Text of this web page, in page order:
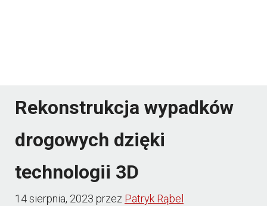
Rekonstrukcja wypadków
drogowych dzięki
technologii 3D
14 sierpnia, 2023 przez Patryk Rąbel